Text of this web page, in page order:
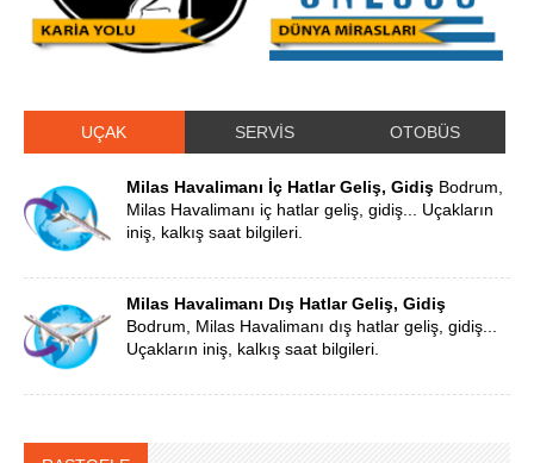
UÇAK SERVİS OTOBÜS
Milas Havalimanı İç Hatlar Geliş, Gidiş Bodrum,
Milas Havalimanı iç hatlar geliş, gidiş... Uçakların
iniş, kalkış saat bilgileri.
Milas Havalimanı Dış Hatlar Geliş, Gidiş
Bodrum, Milas Havalimanı dış hatlar geliş, gidiş...
Uçakların iniş, kalkış saat bilgileri.